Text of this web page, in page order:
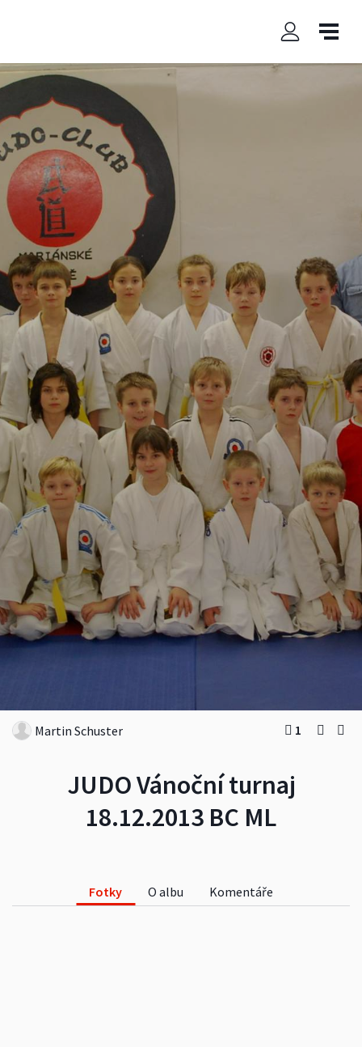
JUDO Vánoční turnaj
18.12.2013 BC ML
Martin Schuster 1
Fotky O albu Komentáře